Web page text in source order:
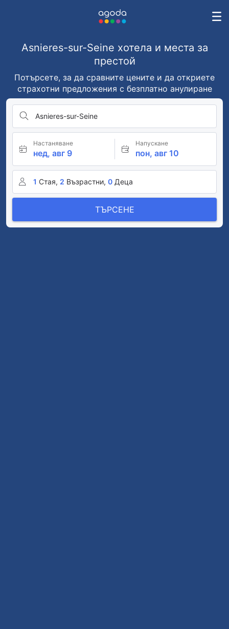
Asnieres-sur-Seine хотела и места за
престой
Потърсете, за да сравните цените и да откриете
страхотни предложения с безплатно анулиране
Asnieres-sur-Seine
Настаняване
нед, авг 9
Напускане
пон, авг 10
1 Стая, 2 Възрастни, 0 Деца
ТЪРСЕНЕ